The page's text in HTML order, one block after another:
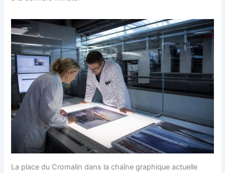
La place du Cromalin dans la chaîne graphique actuelle